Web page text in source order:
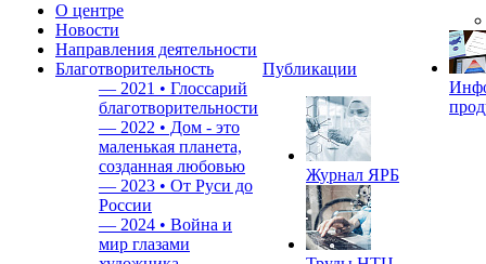
О центре
Новости
Направления деятельности
Благотворительность
— 2021 • Глоссарий
благотворительности
— 2022 • Дом - это
маленькая планета,
созданная любовью
— 2023 • От Руси до
России
— 2024 • Война и
мир глазами
Публикации
Журнал ЯРБ